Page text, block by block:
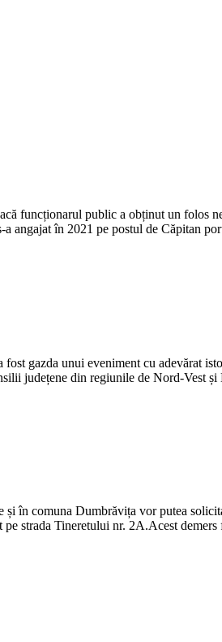
funcționarul public a obținut un folos
angajat în 2021 pe postul de Căpitan
gazda unui eveniment cu adevărat
județene din regiunile de Nord-Vest
în comuna Dumbrăvița vor putea
strada Tineretului nr. 2A.Acest